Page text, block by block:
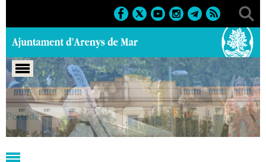
Portada